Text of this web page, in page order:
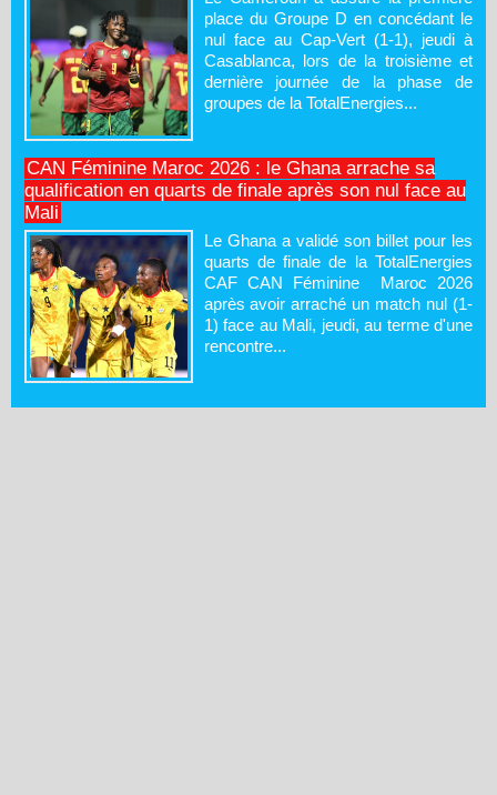
place du Groupe D en concédant le
nul face au Cap-Vert (1-1), jeudi à
Casablanca, lors de la troisième et
dernière journée de la phase de
groupes de la TotalEnergies...
CAN Féminine Maroc 2026 : le Ghana arrache sa
qualification en quarts de finale après son nul face au
Mali
Le Ghana a validé son billet pour les
quarts de finale de la TotalEnergies
CAF CAN Féminine Maroc 2026
après avoir arraché un match nul (1-
1) face au Mali, jeudi, au terme d'une
rencontre...